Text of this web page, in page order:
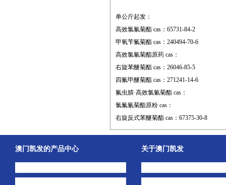
单公斤起发：
高效氯氰菊酯 cas：65731-84-2
甲氧苄氟菊酯 cas：240494-70-6
高效氯氰菊酯原药 cas：
右旋苯醚菊酯 cas：26046-85-5
四氟甲醚菊酯 cas：271241-14-6
氟虫腈·高效氯氰菊酯 cas：
氯氟氰菊酯原粉 cas：
右旋反式苯醚菊酯 cas：67375-30-8
澳门凯发的产品中心 关于澳门凯发